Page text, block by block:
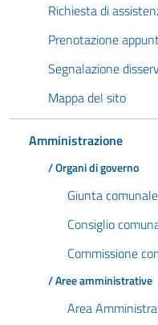
Richiesta di
Prenotazione
Segnalazione
Mappa del sito
Amministrazione
/ Organi di governo
Giunta comunale
Consiglio
Commissione
/ Aree amministrative
Area